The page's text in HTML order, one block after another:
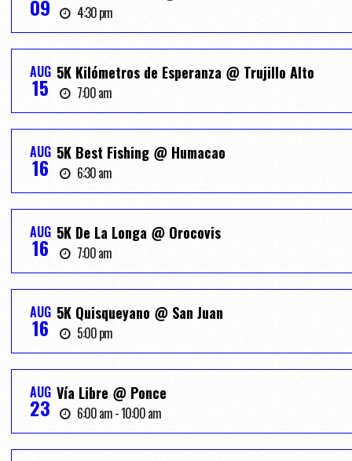
09 4:30 pm
AUG
15
5K Kilómetros de Esperanza @ Trujillo Alto
7:00 am
AUG
16
5K Best Fishing @ Humacao
6:30 am
AUG
16
5K De La Longa @ Orocovis
7:00 am
AUG
16
5K Quisqueyano @ San Juan
5:00 pm
AUG
23
Vía Libre @ Ponce
6:00 am - 10:00 am